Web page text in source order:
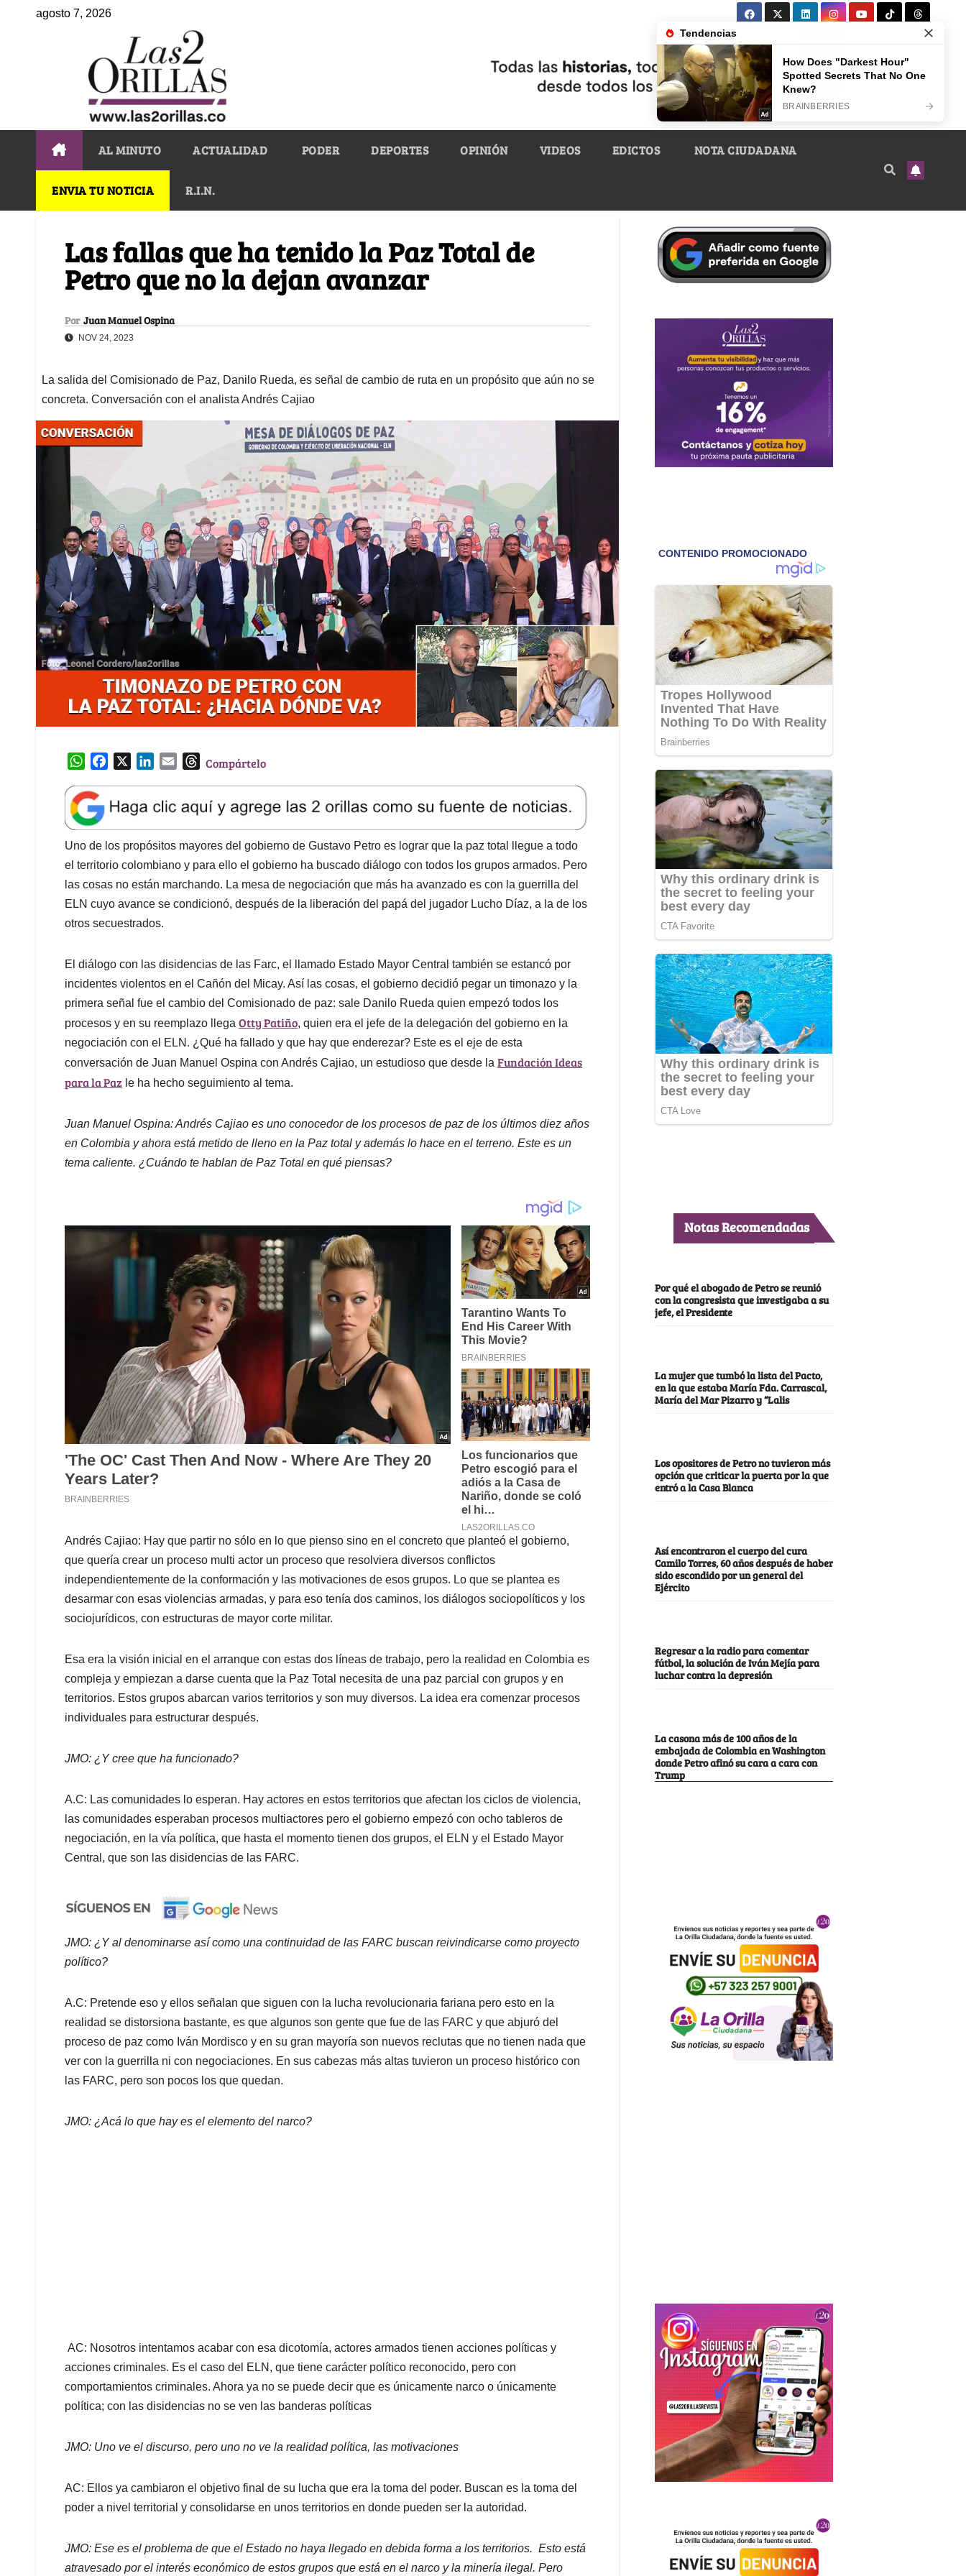
agosto 7, 2026
AL MINUTO ACTUALIDAD PODER DEPORTES OPINIÓN VIDEOS EDICTOS NOTA CIUDADANA
ENVIA TU NOTICIA R.I.N.
Las fallas que ha tenido la Paz Total de
Petro que no la dejan avanzar
Por Juan Manuel Ospina
NOV 24, 2023
La salida del Comisionado de Paz, Danilo Rueda, es señal de cambio de ruta en un propósito que aún no se
concreta. Conversación con el analista Andrés Cajiao
W
a
t
s
A
p
p
e
b
o
o
k
k
e
d
I
n
l
T
e
a
d
s
Compártelo
Uno de los propósitos mayores del gobierno de Gustavo Petro es lograr que la paz total llegue a todo
el territorio colombiano y para ello el gobierno ha buscado diálogo con todos los grupos armados. Pero
las cosas no están marchando. La mesa de negociación que más ha avanzado es con la guerrilla del
ELN cuyo avance se condicionó, después de la liberación del papá del jugador Lucho Díaz, a la de los
otros secuestrados.
El diálogo con las disidencias de las Farc, el llamado Estado Mayor Central también se estancó por
incidentes violentos en el Cañón del Micay. Así las cosas, el gobierno decidió pegar un timonazo y la
primera señal fue el cambio del Comisionado de paz: sale Danilo Rueda quien empezó todos los
procesos y en su reemplazo llega Otty Patiño, quien era el jefe de la delegación del gobierno en la
negociación con el ELN. ¿Qué ha fallado y que hay que enderezar? Este es el eje de esta
conversación de Juan Manuel Ospina con Andrés Cajiao, un estudioso que desde la Fundación Ideas
para la Paz le ha hecho seguimiento al tema.
Juan Manuel Ospina: Andrés Cajiao es uno conocedor de los procesos de paz de los últimos diez años
en Colombia y ahora está metido de lleno en la Paz total y además lo hace en el terreno. Este es un
tema caliente. ¿Cuándo te hablan de Paz Total en qué piensas?
Andrés Cajiao: Hay que partir no sólo en lo que pienso sino en el concreto que planteó el gobierno,
que quería crear un proceso multi actor un proceso que resolviera diversos conflictos
independientemente de la conformación y las motivaciones de esos grupos. Lo que se plantea es
desarmar con esas violencias armadas, y para eso tenía dos caminos, los diálogos sociopolíticos y los
sociojurídicos, con estructuras de mayor corte militar.
Esa era la visión inicial en el arranque con estas dos líneas de trabajo, pero la realidad en Colombia es
compleja y empiezan a darse cuenta que la Paz Total necesita de una paz parcial con grupos y en
territorios. Estos grupos abarcan varios territorios y son muy diversos. La idea era comenzar procesos
individuales para estructurar después.
JMO: ¿Y cree que ha funcionado?
A.C: Las comunidades lo esperan. Hay actores en estos territorios que afectan los ciclos de violencia,
las comunidades esperaban procesos multiactores pero el gobierno empezó con ocho tableros de
negociación, en la vía política, que hasta el momento tienen dos grupos, el ELN y el Estado Mayor
Central, que son las disidencias de las FARC.
JMO: ¿Y al denominarse así como una continuidad de las FARC buscan reivindicarse como proyecto
político?
A.C: Pretende eso y ellos señalan que siguen con la lucha revolucionaria fariana pero esto en la
realidad se distorsiona bastante, es que algunos son gente que fue de las FARC y que abjuró del
proceso de paz como Iván Mordisco y en su gran mayoría son nuevos reclutas que no tienen nada que
ver con la guerrilla ni con negociaciones. En sus cabezas más altas tuvieron un proceso histórico con
las FARC, pero son pocos los que quedan.
JMO: ¿Acá lo que hay es el elemento del narco?
AC: Nosotros intentamos acabar con esa dicotomía, actores armados tienen acciones políticas y
acciones criminales. Es el caso del ELN, que tiene carácter político reconocido, pero con
comportamientos criminales. Ahora ya no se puede decir que es únicamente narco o únicamente
política; con las disidencias no se ven las banderas políticas
JMO: Uno ve el discurso, pero uno no ve la realidad política, las motivaciones
AC: Ellos ya cambiaron el objetivo final de su lucha que era la toma del poder. Buscan es la toma del
poder a nivel territorial y consolidarse en unos territorios en donde pueden ser la autoridad.
JMO: Ese es el problema de que el Estado no haya llegado en debida forma a los territorios. Esto está
atravesado por el interés económico de estos grupos que está en el narco y la minería ilegal. Pero
Notas Recomendadas
Por qué el abogado de Petro se reunió
con la congresista que investigaba a su
jefe, el Presidente
La mujer que tumbó la lista del Pacto,
en la que estaba María Fda. Carrascal,
María del Mar Pizarro y “Lalis
Los opositores de Petro no tuvieron más
opción que criticar la puerta por la que
entró a la Casa Blanca
Así encontraron el cuerpo del cura
Camilo Torres, 60 años después de haber
sido escondido por un general del
Ejército
Regresar a la radio para comentar
fútbol, la solución de Iván Mejía para
luchar contra la depresión
La casona más de 100 años de la
embajada de Colombia en Washington
donde Petro afinó su cara a cara con
Trump